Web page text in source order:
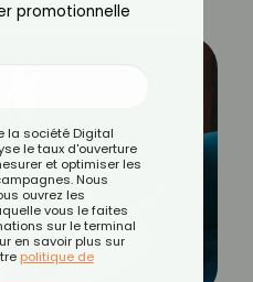
promotionnelle
la société Digital
le taux d'ouverture
et optimiser les
Nous
ouvrez les
vous le faites
sur le terminal
en savoir plus sur
politique de